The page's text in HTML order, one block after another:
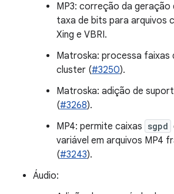
MP3: correção da
taxa de bits para arquivos
Xing e VBRI.
Matroska: processa faixas
cluster (#3250).
Matroska: adição de
(#3268).
MP4: permite caixas sgpd
variável em arquivos MP4
(#3243).
Áudio: